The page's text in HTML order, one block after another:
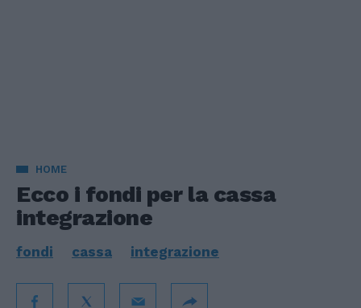
HOME
Ecco i fondi per la cassa
integrazione
fondi cassa integrazione